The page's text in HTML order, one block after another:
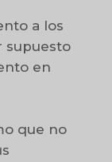
a los
supuesto
en
que no